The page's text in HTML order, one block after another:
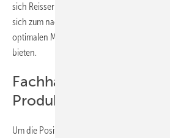
sich Reisser stetig verbessern, Prozesse
sich zum nachhaltigsten Anbieter
optimalen Möglichkeiten für nachhaltiges
bieten.
Fachhandwerk
Produktsortiment
Um die Positionierung in der